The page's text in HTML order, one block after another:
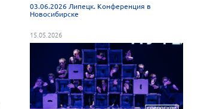
03.06.2026 Липецк. Конференция в
Новосибирске
15.05.2026